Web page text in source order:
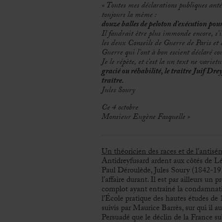
« Toutes mes déclarations publiques
toujours la même :
douze balles de peloton d’exécution
Il faudrait être plus immonde encore,
les deux Conseils de Guerre de Paris
Guerre qui l’ont à bon escient déclaré
Je le répète, et c’est la un text ne
gracié ou réhabilité, le traître Juif
traître.
Jules Soury
Ce 4 octobre
Monsieur Eugène Fasquelle »
Un théoricien des races et de
Antidreyfusard ardent aux côtés de
Paul Déroulède, Jules Soury (1842-
l’affaire durant. Il est par ailleurs un
complot ayant entraîné la
l’École pratique des hautes études
suivis par Maurice Barrès, sur qui il
Persuadé que le déclin de la France